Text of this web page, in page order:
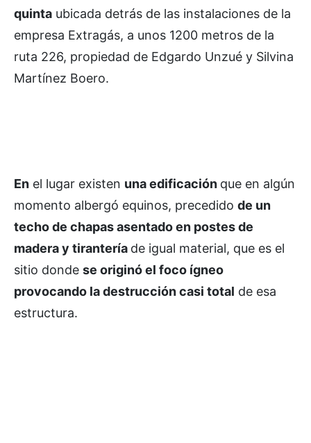
quinta ubicada detrás de las instalaciones de la
empresa Extragás, a unos 1200 metros de la
ruta 226, propiedad de Edgardo Unzué y Silvina
Martínez Boero.
En el lugar existen una edificación que en algún
momento albergó equinos, precedido de un
techo de chapas asentado en postes de
madera y tirantería de igual material, que es el
sitio donde se originó el foco ígneo
provocando la destrucción casi total de esa
estructura.